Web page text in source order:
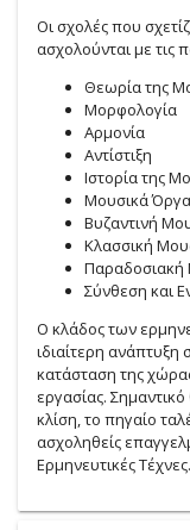
Οι σχολές που
ασχολούνται με τις
Θεωρία της
Μορφολογία
Αρμονία
Αντίστιξη
Ιστορία της
Μουσικά
Βυζαντινή
Κλασσική
Παραδοσιακή
Σύνθεση και
Ο κλάδος των
ιδιαίτερη ανάπτυξη
κατάσταση της
εργασίας.
κλίση, το πηγαίο
ασχοληθείς
Ερμηνευτικές Τέχνες.